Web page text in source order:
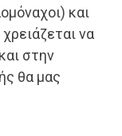
και
να
στην
θα μας